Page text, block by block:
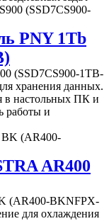
PNY 1Tb
(SSD7CS900-1TB-
хранения данных.
в настольных ПК и
работы и
AR400
(AR400-BKNFPX-
для охлаждения